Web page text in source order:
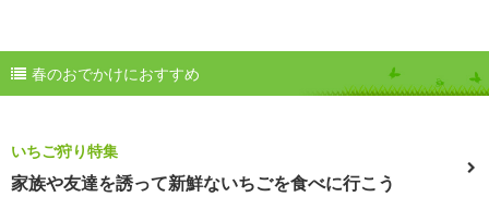
春のおでかけにおすすめ
いちご狩り特集
家族や友達を誘って新鮮ないちごを食べに行こう